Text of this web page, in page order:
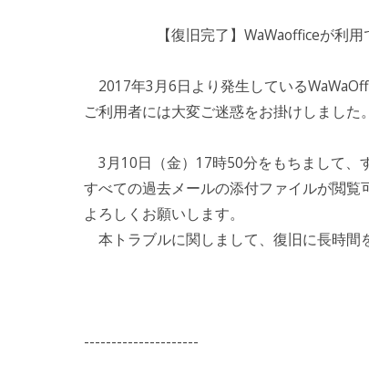
【復旧完了】WaWaofficeが利用で
2017年3月6日より発生している
ご利用者には大変ご迷惑をお掛けしました。
3月10日（金）17時50分をもちまして、
すべての過去メールの添付ファイルが閲覧
よろしくお願いします。
本トラブルに関しまして、復旧に長時間
---------------------